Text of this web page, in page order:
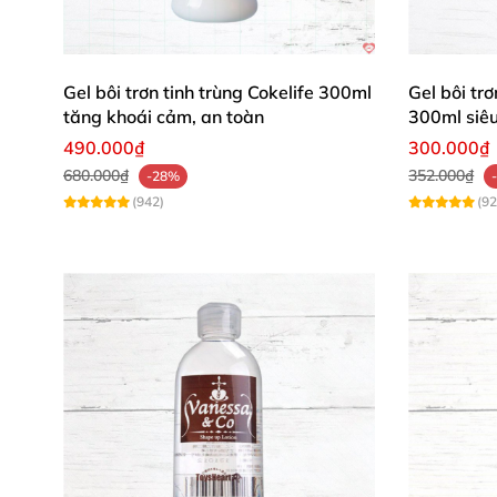
mê mẩn luôn! ❤️"
: "Dầu tự nhiên cao
vời! 👍"
Hương Giang (Đà Nẵng)
: "Mùi vanilla
bội! ✨"
khác biệt xa xỉ này! 🛒✨
Gel bôi trơn tinh trùng Cokelife 300ml
tăng khoái cảm, an toàn
490.000₫
680.000₫
-28%
(942)
Gel bôi
300ml
300.000₫
352.000₫